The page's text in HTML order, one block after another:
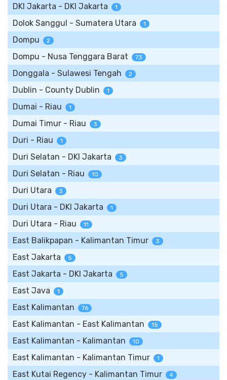
DKI Jakarta - DKI Jakarta 1
Dolok Sanggul - Sumatera Utara 1
Dompu 2
Dompu - Nusa Tenggara Barat 73
Donggala - Sulawesi Tengah 2
Dublin - County Dublin 1
Dumai - Riau 1
Dumai Timur - Riau 3
Duri - Riau 1
Duri Selatan - DKI Jakarta 3
Duri Selatan - Riau 10
Duri Utara 3
Duri Utara - DKI Jakarta 1
Duri Utara - Riau 11
East Balikpapan - Kalimantan Timur 3
East Jakarta 5
East Jakarta - DKI Jakarta 5
East Java 1
East Kalimantan 76
East Kalimantan - East Kalimantan 15
East Kalimantan - Kalimantan 10
East Kalimantan - Kalimantan Timur 1
East Kutai Regency - Kalimantan Timur 4